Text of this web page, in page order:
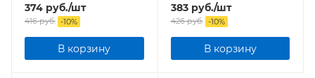
374 руб./шт
416руб. -10%
В корзину
383руб./шт
426руб. -10%
В корзину